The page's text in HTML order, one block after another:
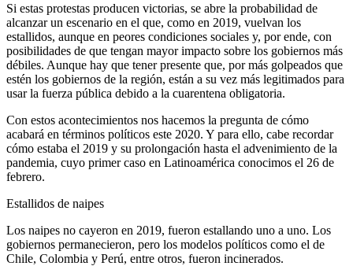
Si estas protestas producen victorias, se abre la probabilidad de
alcanzar un escenario en el que, como en 2019, vuelvan los
estallidos, aunque en peores condiciones sociales y, por ende, con
posibilidades de que tengan mayor impacto sobre los gobiernos más
débiles. Aunque hay que tener presente que, por más golpeados que
estén los gobiernos de la región, están a su vez más legitimados para
usar la fuerza pública debido a la cuarentena obligatoria.
Con estos acontecimientos nos hacemos la pregunta de cómo
acabará en términos políticos este 2020. Y para ello, cabe recordar
cómo estaba el 2019 y su prolongación hasta el advenimiento de la
pandemia, cuyo primer caso en Latinoamérica conocimos el 26 de
febrero.
Estallidos de naipes
Los naipes no cayeron en 2019, fueron estallando uno a uno. Los
gobiernos permanecieron, pero los modelos políticos como el de
Chile, Colombia y Perú, entre otros, fueron incinerados.